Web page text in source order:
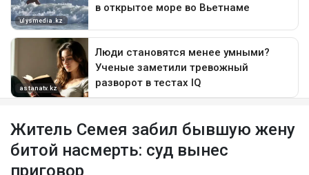
Житель Семея забил бывшую жену
битой насмерть: суд вынес
приговор